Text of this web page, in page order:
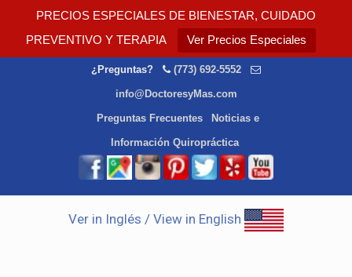
PRECIOS ESPECIALES DE BIENESTAR, CUIDADO
PREVENTIVO Y TERAPIA
Ver Precios Especiales
¿Preguntas? (773) 692-5552
info@DoctoresyMas.com
Preguntas Frecuentes Noticias e
Información Quiropráctica
Ver in Inglés / View in English